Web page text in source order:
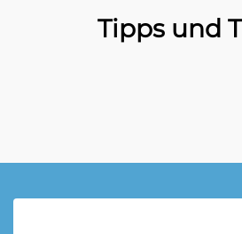
Tipps und